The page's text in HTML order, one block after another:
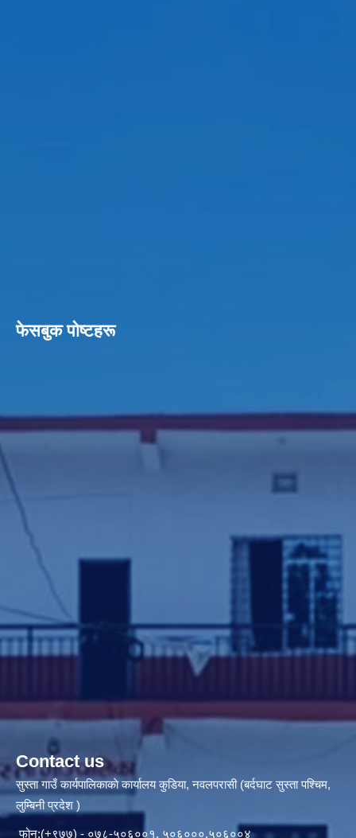
फेसबुक पाेष्टहरू
Contact us
सुस्ता गाउँ कार्यपालिकाकाे कार्यालय कुडिया, नवलपरासी (बर्दघाट सुस्ता पश्चिम,
लुम्बिनी प्रदेश )
फोन:(+९७७) - ०७८-५०६००१, ५०६०००,५०६००४